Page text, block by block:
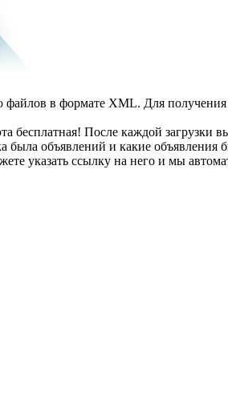
в формате XML. Для
бесплатная! После каждой
была объявлений и какие объявления
указать ссылку на него и мы